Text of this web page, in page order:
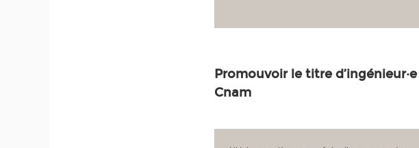
Promouvoir le titre d’ingénieur·e
Cnam